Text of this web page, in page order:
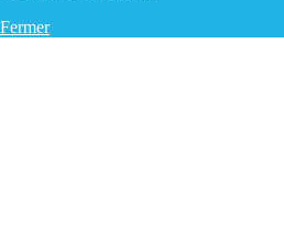
Fermer